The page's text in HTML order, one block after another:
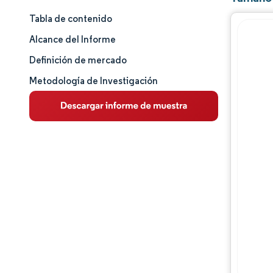
Tamaño y cuota de mercado
Análisis de mercado
Tendencias e ideas
Análisis de segmentos
Tabla de contenido
Alcance del Informe
Definición de mercado
Metodología de Investigación